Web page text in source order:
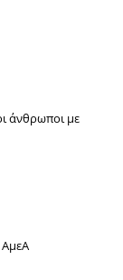
άνθρωποι με